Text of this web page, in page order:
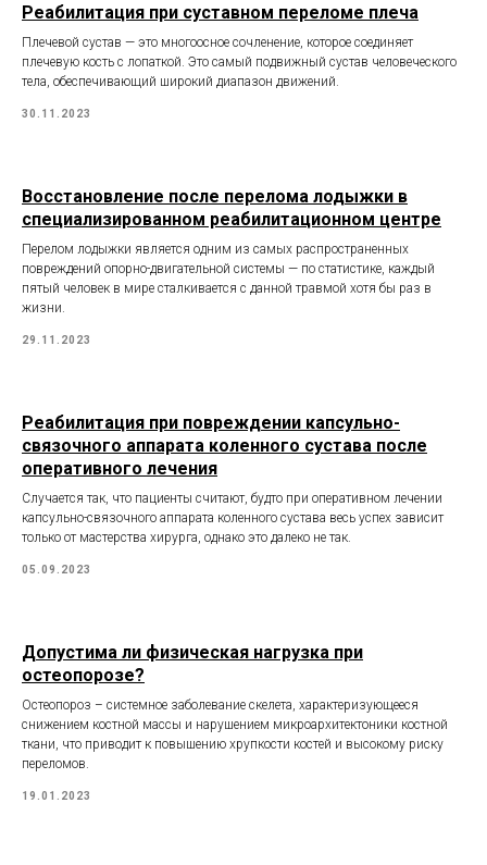
Реабилитация при суставном переломе плеча
Плечевой сустав — это многоосное сочленение, которое соединяет
плечевую кость с лопаткой. Это самый подвижный сустав человеческого
тела, обеспечивающий широкий диапазон движений.
30.11.2023
Восстановление после перелома лодыжки в
специализированном реабилитационном центре
Перелом лодыжки является одним из самых распространенных
повреждений опорно-двигательной системы — по статистике, каждый
пятый человек в мире сталкивается с данной травмой хотя бы раз в
жизни.
29.11.2023
Реабилитация при повреждении капсульно-
связочного аппарата коленного сустава после
оперативного лечения
Случается так, что пациенты считают, будто при оперативном лечении
капсульно-связочного аппарата коленного сустава весь успех зависит
только от мастерства хирурга, однако это далеко не так.
05.09.2023
Допустима ли физическая нагрузка при
остеопорозе?
Остеопороз – системное заболевание скелета, характеризующееся
снижением костной массы и нарушением микроархитектоники костной
ткани, что приводит к повышению хрупкости костей и высокому риску
переломов.
19.01.2023